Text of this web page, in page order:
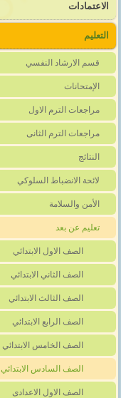
الاعتمادات
التعليم
قسم الارشاد النفسي
الإمتحانات
مراجعات الترم الاول
مراجعات الترم الثانى
النتائج
لائحة الانضباط السلوكي
الأمن والسلامة
تعليم عن بعد
الصف الاول الابتدائي
الصف الثاني الابتدائي
الصف الثالث الابتدائي
الصف الرابع الابتدائي
الصف الخامس الابتدائي
الصف السادس الابتدائي
الصف الاول الاعدادى